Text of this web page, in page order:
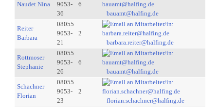
Naudet Nina
9053-
36
6
bauamt@halfing.de
Reiter
Barbara
08055
9053-
21
2
barbara.reiter@halfing.de
Rottmoser
Stephanie
08055
9053-
26
6
bauamt@halfing.de
Schachner
Florian
08055
9053-
23
2
florian.schachner@halfing.de